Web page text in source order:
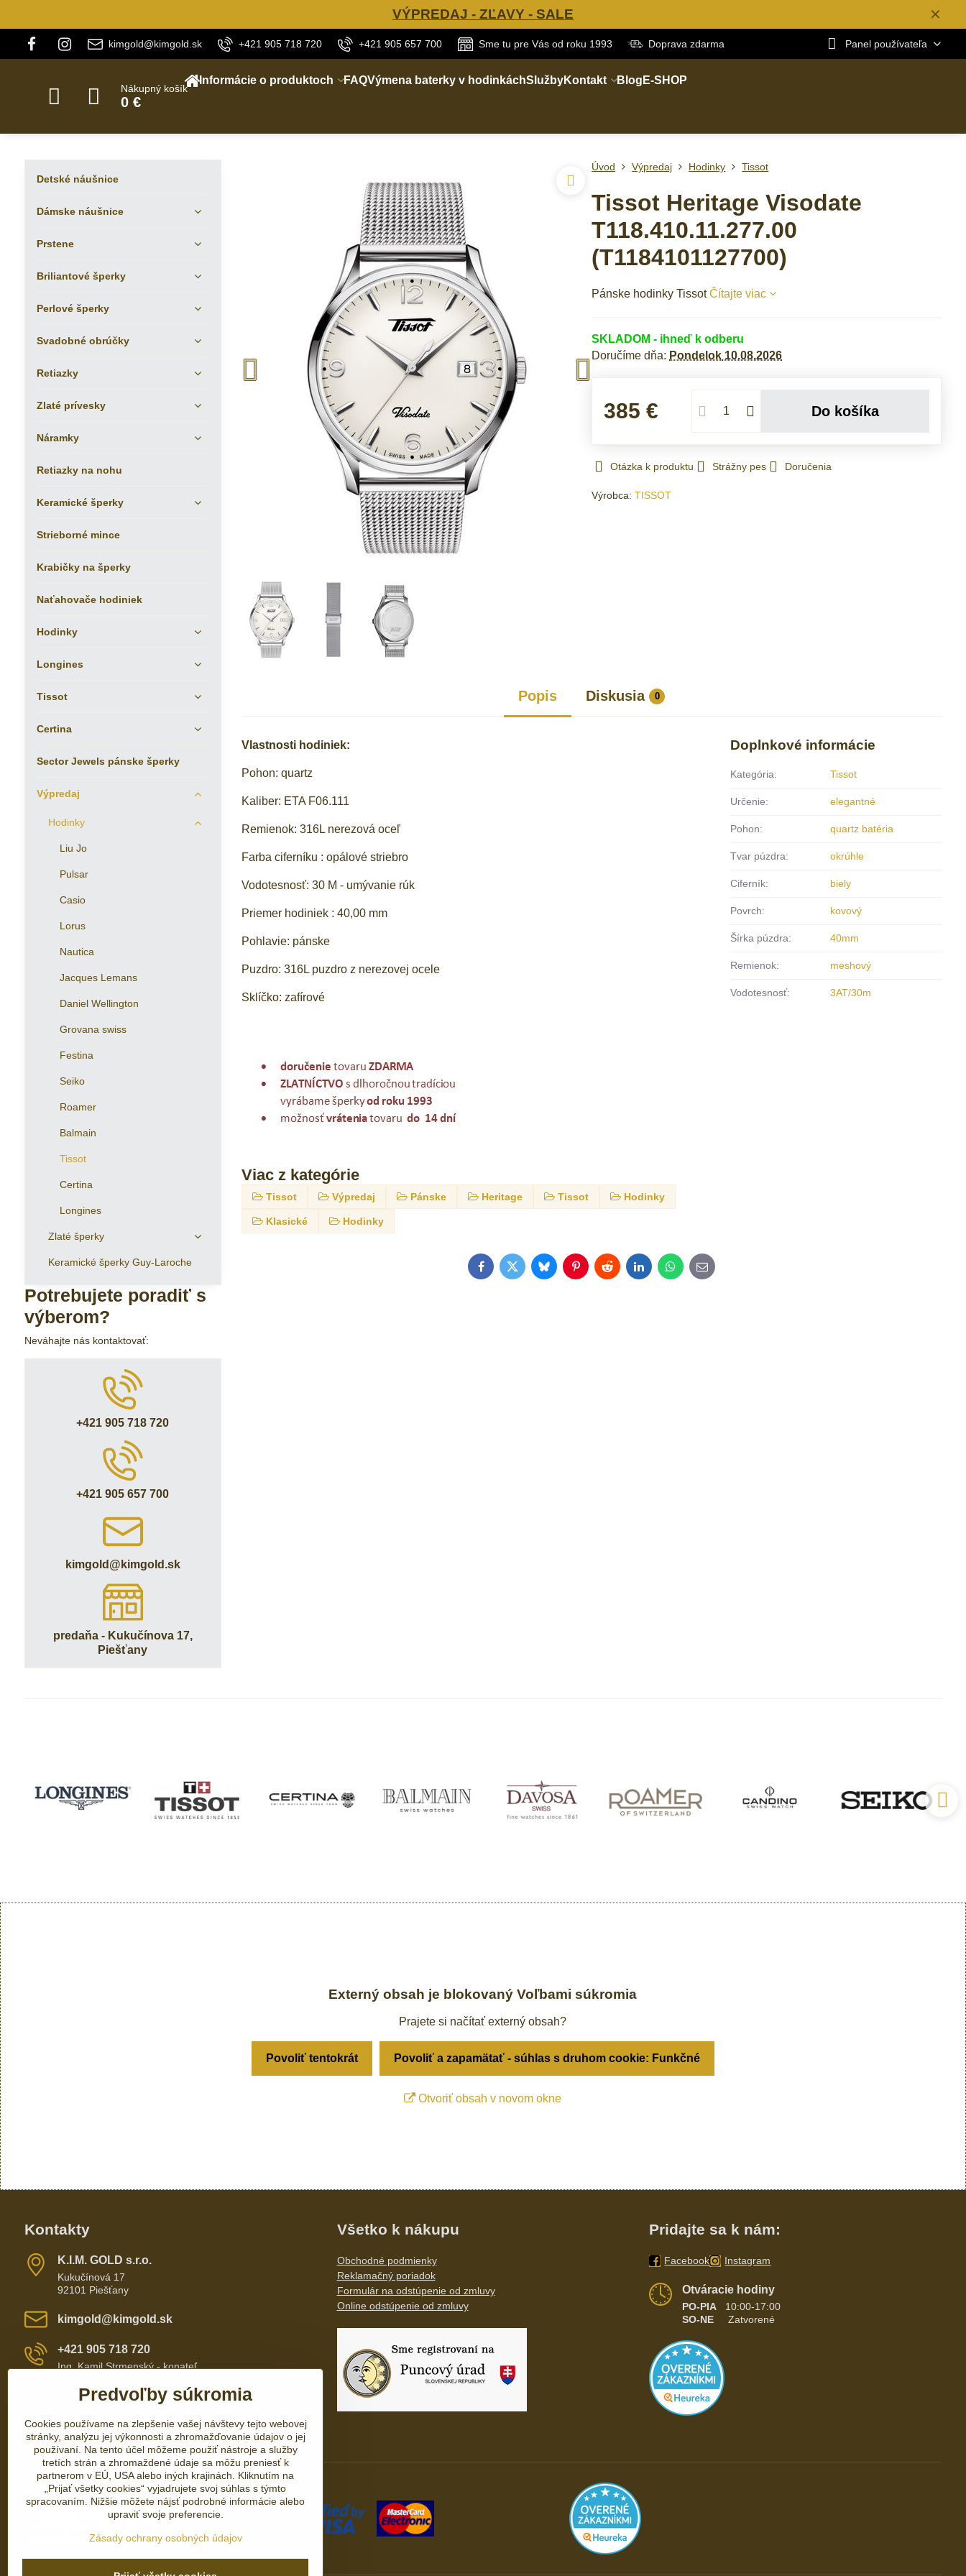
✕
VÝPREDAJ - ZĽAVY - SALE
kimgold@kimgold.sk +421 905 718 720 +421 905 657 700 Sme tu pre Vás od roku 1993 Doprava zdarma Panel používateľa
Nákupný košík
0 €
Informácie o produktoch FAQVýmena baterky v hodinkáchSlužbyKontakt Blog E-SHOP
Úvod Výpredaj Hodinky Tissot
Tissot Heritage Visodate
T118.410.11.277.00
(T1184101127700)
Pánske hodinky TissotČítajte viac
SKLADOM - ihneď k odberu
Doručíme dňa: Pondelok 10.08.2026
385 € Do košíka
Otázka k produktu Strážny pes Doručenia
Výrobca:TISSOT
Popis Diskusia 0
Vlastnosti hodiniek:
Pohon: quartz
Kaliber: ETA F06.111
Remienok: 316L nerezová oceľ
Farba ciferníku : opálové striebro
Vodotesnosť: 30 M - umývanie rúk
Priemer hodiniek : 40,00 mm
Pohlavie: pánske
Puzdro: 316L puzdro z nerezovej ocele
Sklíčko: zafírové
Viac z kategórie
Tissot Výpredaj Pánske Heritage Tissot Hodinky
Klasické Hodinky
Doplnkové informácie
Kategória: Tissot
Určenie: elegantné
Pohon: quartz batéria
Tvar púzdra: okrúhle
Ciferník: biely
Povrch: kovový
Šírka púzdra: 40mm
Remienok: meshový
Vodotesnosť: 3AT/30m
FacebookTwitterBlueskyPinterestRedditLinkedInWhatsApp
E-
mail
Detské náušnice
Dámske náušnice
Prstene
Briliantové šperky
Perlové šperky
Svadobné obrúčky
Retiazky
Zlaté prívesky
Náramky
Retiazky na nohu
Keramické šperky
Strieborné mince
Krabičky na šperky
Naťahovače hodiniek
Hodinky
Longines
Tissot
Certina
Sector Jewels pánske šperky
Výpredaj
Hodinky
Liu Jo
Pulsar
Casio
Lorus
Nautica
Jacques Lemans
Daniel Wellington
Grovana swiss
Festina
Seiko
Roamer
Balmain
Tissot
Certina
Longines
Zlaté šperky
Keramické šperky Guy-Laroche
Potrebujete poradiť s
výberom?
Neváhajte nás kontaktovať:
+421 905 718 720
+421 905 657 700
kimgold​@kimgold​.sk
predaňa - Kukučínova 17,
Piešťany
Externý obsah je blokovaný Voľbami súkromia
Prajete si načítať externý obsah?
Povoliť tentokrát Povoliť a zapamätať - súhlas s druhom cookie: Funkčné
Otvoriť obsah v novom okne
Kontakty
K​​.I​​.M​​. GOLD s​​.r​​.o​​.
Kukučínová 17
92101 Piešťany
kimgold​@kimgold​.sk
+421 905 718 720
Ing. Kamil Strmenský - konateľ
+421 905 657 700
+421 337 735 110
Všetko k nákupu
Obchodné podmienky
Reklamačný poriadok
Formulár na odstúpenie od zmluvy
Online odstúpenie od zmluvy
Pridajte sa k nám:
Facebook Instagram
Otváracie hodiny
PO-PIA
10:00-17:00
SO-NE Zatvorené
Predvoľby súkromia
Cookies používame na zlepšenie vašej návštevy tejto webovej
stránky, analýzu jej výkonnosti a zhromažďovanie údajov o jej
používaní. Na tento účel môžeme použiť nástroje a služby
tretích strán a zhromaždené údaje sa môžu preniesť k
partnerom v EÚ, USA alebo iných krajinách. Kliknutím na
„Prijať všetky cookies“ vyjadrujete svoj súhlas s týmto
spracovaním. Nižšie môžete nájsť podrobné informácie alebo
upraviť svoje preferencie.
Zásady ochrany osobných údajov